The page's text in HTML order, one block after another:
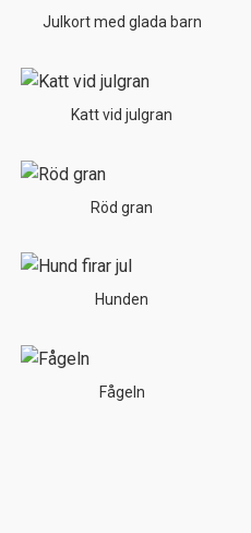
Julkort med glada barn
Katt vid julgran
Röd gran
Hunden
Fågeln